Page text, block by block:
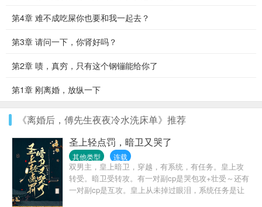
第4章 难不成吃屎你也要和我一起去？
第3章 请问一下，你肾好吗？
第2章 啧，真穷，只有这个钢镚能给你了
第1章 刚离婚，放纵一下
《离婚后，傅先生夜夜冷水洗床单》推荐
圣上轻点罚，暗卫又哭了
其他类型 连载
双男主，皇上暗卫，穿越，有系统，有任务。皇上攻
转受。暗卫受转攻。有一对副cp是哭包攻+壮受～还有
一对副cp是互攻。皇上从未掉过眼泪，系统任务是让